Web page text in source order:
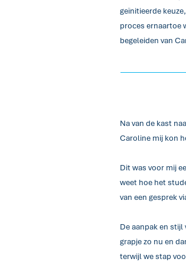
geïnitieerde
proces ernaartoe
begeleiden van
Na van de kast
Caroline mij kon
Dit was voor mij
weet hoe het
van een gesprek
De aanpak en
grapje zo nu en
terwijl we stap